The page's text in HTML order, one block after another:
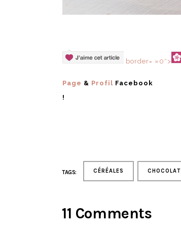
border= »0″>
Page & Profil Facebook
!
TAGS: CÉRÉALES CHOCOLAT
11 Comments